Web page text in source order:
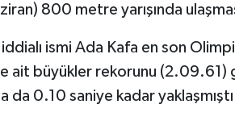
800 metre yarışında
iddialı ismi Ada Kafa en son
ait büyükler rekorunu (2.09.61)
da 0.10 saniye kadar